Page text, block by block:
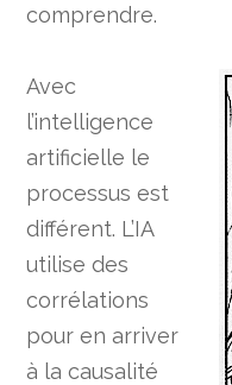
comprendre.
Avec
l’intelligence
artificielle le
processus est
différent. L’IA
utilise des
corrélations
pour en arriver
à la causalité